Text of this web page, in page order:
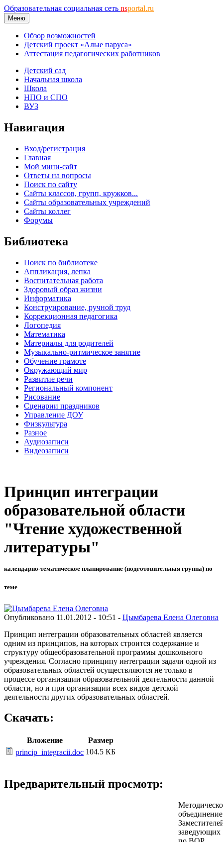
Образовательная социальная сеть nsportal.ru
Меню
Обзор возможностей
Детский проект «Алые паруса»
Аттестация педагогических работников
Детский сад
Начальная школа
Школа
НПО и СПО
ВУЗ
Навигация
Вход/регистрация
Главная
Мой мини-сайт
Ответы на вопросы
Поиск по сайту
Сайты классов, групп, кружков...
Сайты образовательных учреждений
Сайты коллег
Форумы
Библиотека
Поиск по библиотеке
Аппликация, лепка
Воспитательная работа
Здоровый образ жизни
Информатика
Конструирование, ручной труд
Коррекционная педагогика
Логопедия
Математика
Материалы для родителей
Музыкально-ритмическое занятие
Обучение грамоте
Окружающий мир
Развитие речи
Региональный компонент
Рисование
Сценарии праздников
Управление ДОУ
Физкультура
Разное
Аудиозаписи
Видеозаписи
Принцип интеграции
образовательной области
"Чтение художественной
литературы"
календарно-тематическое планирование (подготовительная группа) по
теме
Опубликовано 11.01.2012 - 10:51 - Цымбарева Елена Олеговна
Принцип интеграции образовательных областей является
одним из принципов, на которых строится содержание и
структуру общеобразовательной программы дошкольного
учреждения. Согласно принципу интеграции задачи одной из
образовательных областей осуществляются не только в
процессе организации образовательной деятельности данной
области, но и при организации всех видов детской
деятельности других образовательных областей.
Скачать:
Вложение
Размер
princip_integracii.doc 104.5 КБ
Предварительный просмотр:
объединение
заведующих